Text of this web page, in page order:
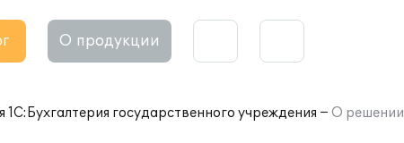
О продукции
государственного учреждения О решении